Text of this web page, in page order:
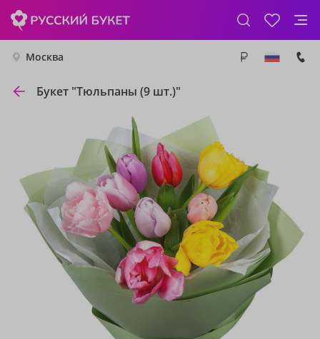
Москва
Букет "Тюльпаны (9 шт.)"